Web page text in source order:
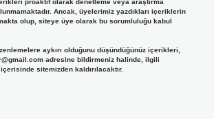
proaktif olarak denetleme veya araştırma
Ancak, üyelerimiz yazdıkları içeriklerin
olup, siteye üye olarak bu sorumluluğu kabul
aykırı olduğunu düşündüğünüz içerikleri,
adresine bildirmeniz halinde, ilgili
sitemizden kaldırılacaktır.